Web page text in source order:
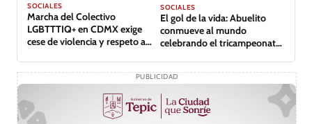
SOCIALES
Marcha del Colectivo
LGBTTTIQ+ en CDMX exige
cese de violencia y respeto a
SOCIALES
El gol de la vida: Abuelito
conmueve al mundo
celebrando el tricampeonato
PUBLICIDAD